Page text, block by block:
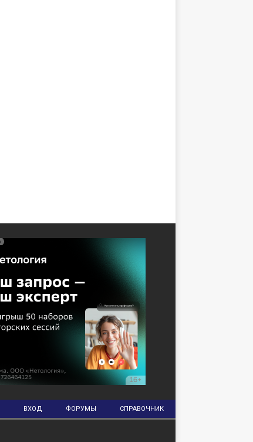
ВХОД ФОРУМЫ СПРАВОЧНИК